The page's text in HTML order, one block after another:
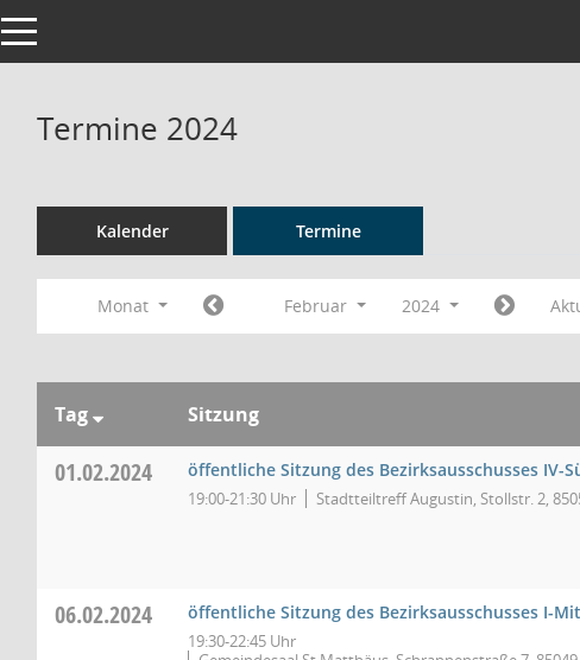
Toggle navigation
Termine 2024
Kalender Termine
Monat Februar 2024
Tag Sitzung
01.02.2024 öffentliche Sitzung des Bezirksausschusses IV-
19:00-21:30 Uhr Stadtteiltreff Augustin, Stollstr. 2,
06.02.2024 öffentliche Sitzung des Bezirksausschusses I-
19:30-22:45 Uhr